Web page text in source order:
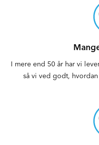
I mere end 50 år har vi
så vi ved godt,